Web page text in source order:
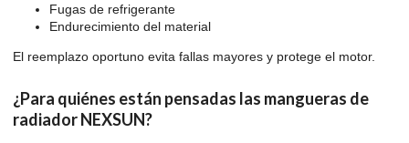
Fugas de refrigerante
Endurecimiento del material
El reemplazo oportuno evita fallas mayores y protege el motor.
¿Para quiénes están pensadas las mangueras de
radiador NEXSUN?